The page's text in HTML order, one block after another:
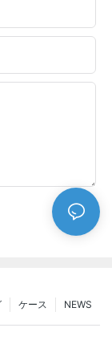
NEWS
ケース